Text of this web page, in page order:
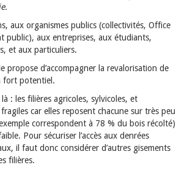
aux organismes publics (collectivités, Office
public), aux entreprises, aux étudiants,
et aux particuliers.
propose d’accompagner la revalorisation de
fort potentiel.
: les filières agricoles, sylvicoles, et
car elles reposent chacune sur très peu
exemple correspondent à 78 % du bois récolté)
Pour sécuriser l’accès aux denrées
il faut donc considérer d’autres gisements
filières.